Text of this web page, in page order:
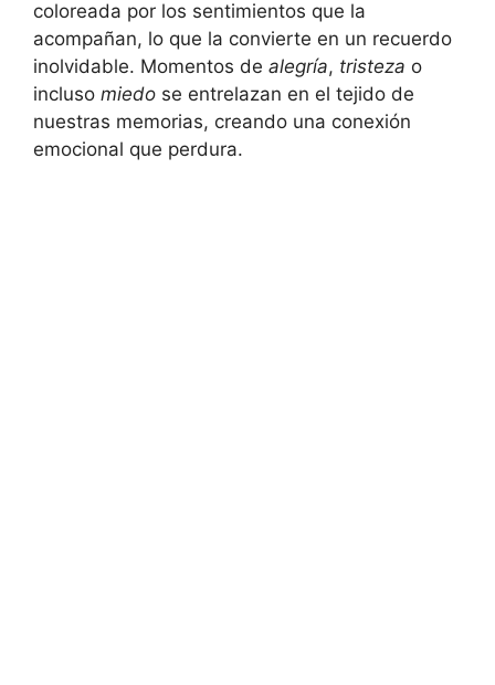
coloreada por los sentimientos que la
acompañan, lo que la convierte en un recuerdo
inolvidable. Momentos de alegría, tristeza o
incluso miedo se entrelazan en el tejido de
nuestras memorias, creando una conexión
emocional que perdura.